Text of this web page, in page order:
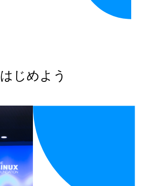
はじめよう